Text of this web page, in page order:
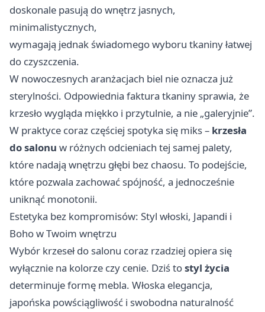
doskonale pasują do wnętrz jasnych,
minimalistycznych,
wymagają jednak świadomego wyboru tkaniny łatwej
do czyszczenia.
W nowoczesnych aranżacjach biel nie oznacza już
sterylności. Odpowiednia faktura tkaniny sprawia, że
krzesło wygląda miękko i przytulnie, a nie „galeryjnie”.
W praktyce coraz częściej spotyka się miks – krzesła
do salonu w różnych odcieniach tej samej palety,
które nadają wnętrzu głębi bez chaosu. To podejście,
które pozwala zachować spójność, a jednocześnie
uniknąć monotonii.
Estetyka bez kompromisów: Styl włoski, Japandi i
Boho w Twoim wnętrzu
Wybór krzeseł do salonu coraz rzadziej opiera się
wyłącznie na kolorze czy cenie. Dziś tostyl życia
determinuje formę mebla. Włoska elegancja,
japońska powściągliwość i swobodna naturalność